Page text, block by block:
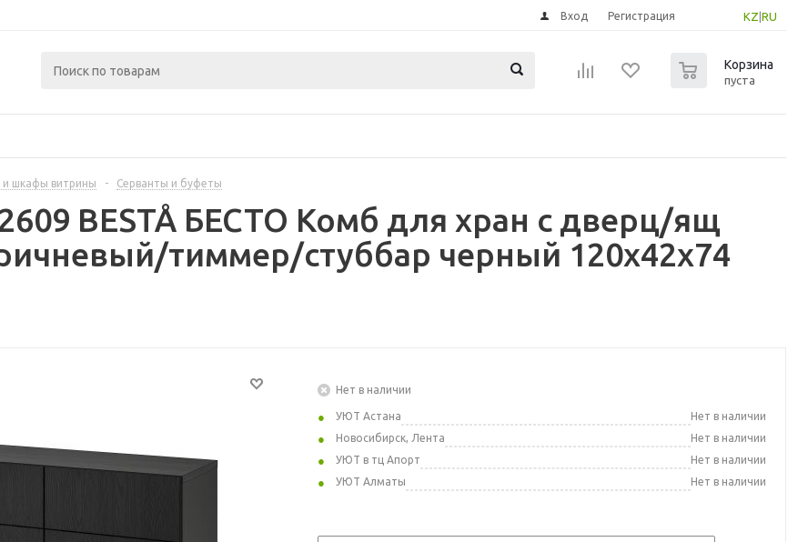
KZ RU
Вход Регистрация
Корзина
пуста
и шкафы витрины - Серванты и буфеты
BESTÅ БЕСТО Комб для хран с дверц/ящ
тиммер/стуббар черный 120x42x74
Нет в наличии
УЮТ Астана
Нет в наличии
Новосибирск, Лента
Нет в наличии
УЮТ в тц Апорт
Нет в наличии
УЮТ Алматы
Нет в наличии